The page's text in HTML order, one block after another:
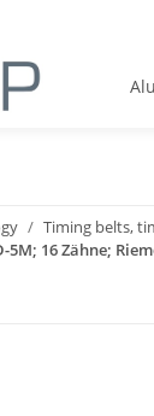
Timing belts,
16 Zähne;